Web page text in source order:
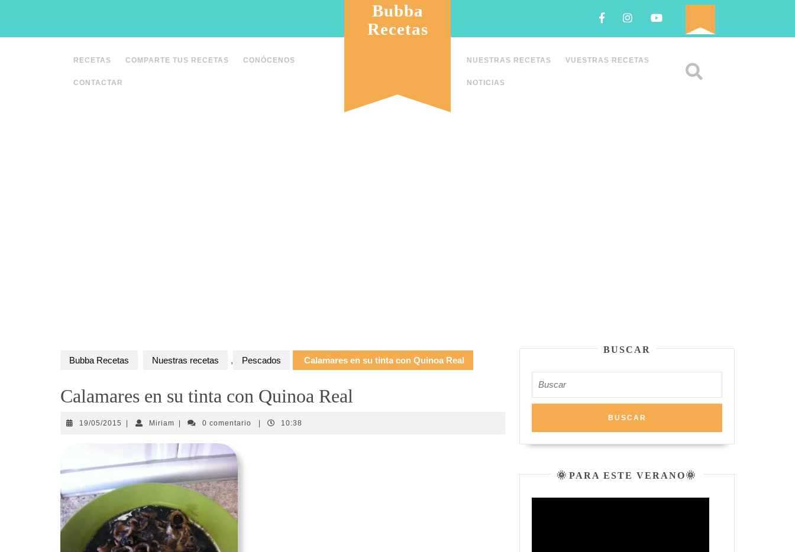
FacebookInstagram
RECETAS COMPARTE TUS RECETAS CONÓCENOS
CONTACTAR
Bubba
Recetas
NUESTRAS RECETAS VUESTRAS RECETAS
NOTICIAS
Bubba Recetas Nuestras recetas , Pescados Calamares en su tinta con Quinoa Real
Calamares en su tinta con Quinoa Real
19/05/2015 19/05/2015
MiriamMiriam 0 comentario 10:38
BUSCAR
🌞 PARA ESTE VERANO🌞